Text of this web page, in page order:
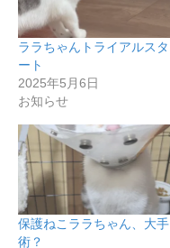
ララちゃんトライアルスタ
ート
2025年5月6日
お知らせ
保護ねこララちゃん、大手
術？